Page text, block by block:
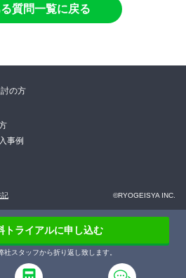
質問一覧に戻る
トライアルに申し込む
社スタッフから折り返し致します。
の方
事例
記 ©RYOGEISYA INC.